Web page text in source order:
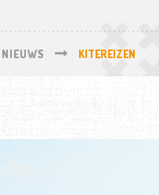
NIEUWS KITEREIZEN